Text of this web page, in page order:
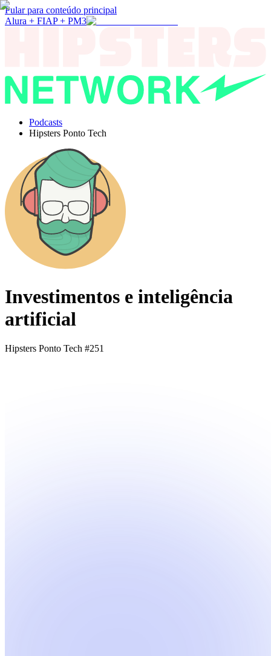
Pular para conteúdo principal
Alura + FIAP + PM3
Podcasts
Hipsters Ponto Tech
Investimentos e inteligência
artificial
Hipsters Ponto Tech #251